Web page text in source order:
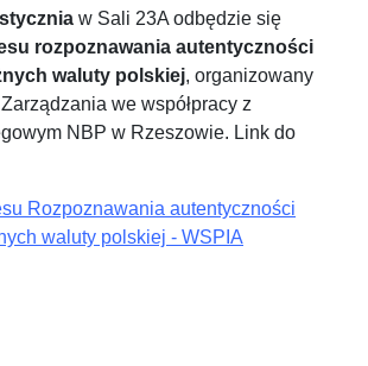
w Sali 23A odbędzie się
rozpoznawania autentyczności
waluty polskiej, organizowany
we współpracy z
NBP w Rzeszowie. Link do
Rozpoznawania autentyczności
waluty polskiej - WSPIA